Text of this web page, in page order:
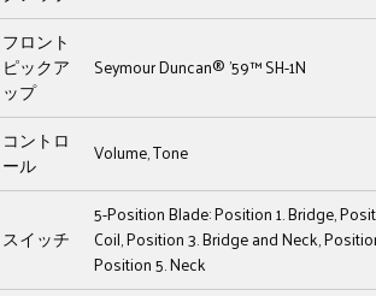
フロント
ピックア
ップ
Seymour Duncan® '59™ SH-1N
コントロ
ール
Volume, Tone
スイッチ
5-Position Blade: Position 1. Bridge,
Coil, Position 3. Bridge and Neck,
Position 5. Neck